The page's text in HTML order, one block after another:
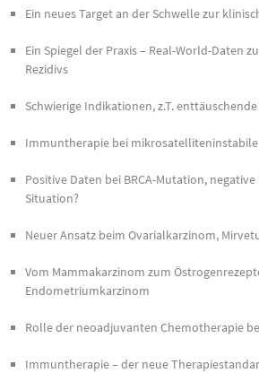
Ein neues Target an der Schwelle zur
Ein Spiegel der Praxis – Real-World-Daten
Rezidivs
Schwierige Indikationen, z.T.
Immuntherapie bei
Positive Daten bei BRCA-Mutation,
Situation?
Neuer Ansatz beim Ovarialkarzinom,
Vom Mammakarzinom zum
Endometriumkarzinom
Rolle der neoadjuvanten Chemotherapie
Immuntherapie – der neue